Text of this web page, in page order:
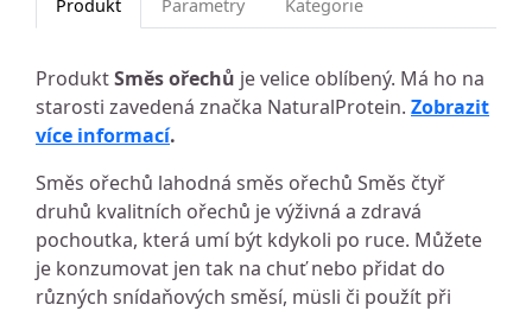
Produkt Parametry Kategorie
ProduktSměs ořechů je velice oblíbený. Má ho na
starosti zavedená značka NaturalProtein. Zobrazit
více informací.
Směs ořechů lahodná směs ořechů Směs čtyř
druhů kvalitních ořechů je výživná a zdravá
pochoutka, která umí být kdykoli po ruce. Můžete
je konzumovat jen tak na chuť nebo přidat do
různých snídaňových směsí, müsli či použít při